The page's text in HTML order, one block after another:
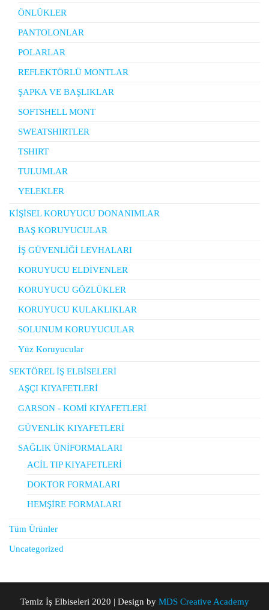
ÖNLÜKLER
PANTOLONLAR
POLARLAR
REFLEKTÖRLÜ MONTLAR
ŞAPKA VE BAŞLIKLAR
SOFTSHELL MONT
SWEATSHIRTLER
TSHIRT
TULUMLAR
YELEKLER
KİŞİSEL KORUYUCU DONANIMLAR
BAŞ KORUYUCULAR
İŞ GÜVENLİĞİ LEVHALARI
KORUYUCU ELDİVENLER
KORUYUCU GÖZLÜKLER
KORUYUCU KULAKLIKLAR
SOLUNUM KORUYUCULAR
Yüz Koruyucular
SEKTÖREL İŞ ELBİSELERİ
AŞÇI KIYAFETLERİ
GARSON - KOMİ KIYAFETLERİ
GÜVENLİK KIYAFETLERİ
SAĞLIK ÜNİFORMALARI
ACİL TIP KIYAFETLERİ
DOKTOR FORMALARI
HEMŞİRE FORMALARI
Tüm Ürünler
Uncategorized
Temiz İş Elbiseleri 2020 | Design by MDS Creative Academy